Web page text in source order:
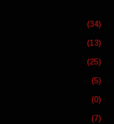
(34)
(13)
(25)
(5)
(0)
(7)